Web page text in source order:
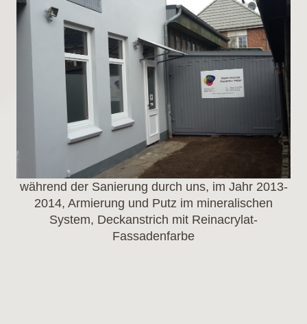
während der Sanierung durch uns, im Jahr 2013-
2014, Armierung und Putz im mineralischen
System, Deckanstrich mit Reinacrylat-
Fassadenfarbe